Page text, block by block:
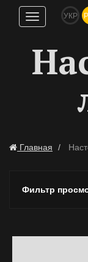
Показать
навигацию
УКР
Главная
Фильтр